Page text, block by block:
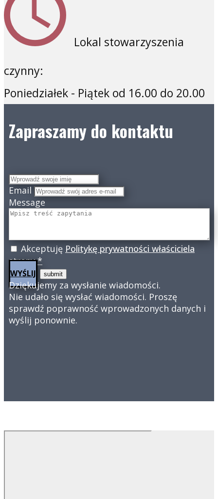
Lokal stowarzyszenia
czynny:
Poniedziałek - Piątek od 16.00 do 20.00
Zapraszamy do kontaktu
Email
Message
Akceptuję Politykę prywatności właściciela
strony *
WYŚLIJ
Dziękujemy za wysłanie wiadomości.
Nie udało się wysłać wiadomości. Proszę
sprawdź poprawność wprowadzonych danych i
wyślij ponownie.